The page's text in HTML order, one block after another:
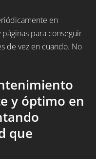
en
para conseguir
de vez en cuando. No
y óptimo en
que